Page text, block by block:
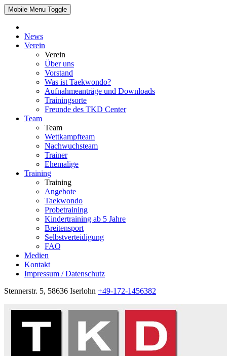
Mobile Menu Toggle
News
Verein
Verein
Über uns
Vorstand
Was ist Taekwondo?
Aufnahmeanträge und Downloads
Trainingsorte
Freunde des TKD Center
Team
Team
Wettkampfteam
Nachwuchsteam
Trainer
Ehemalige
Training
Training
Angebote
Taekwondo
Probetraining
Kindertraining ab 5 Jahre
Breitensport
Selbstverteidigung
FAQ
Medien
Kontakt
Impressum / Datenschutz
Stennerstr. 5, 58636 Iserlohn +49-172-1456382